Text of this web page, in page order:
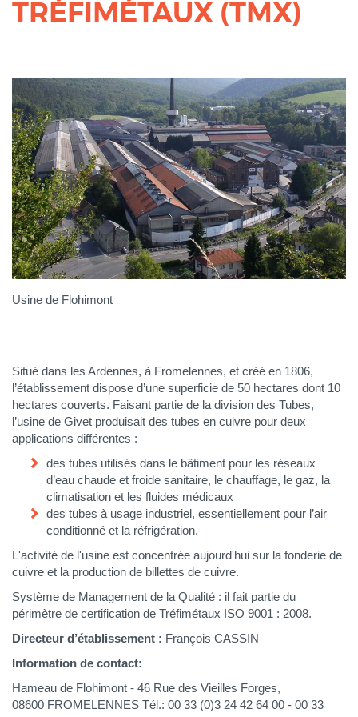
TRÉFIMÉTAUX (TMX)
Usine de Flohimont
Corps
Situé dans les Ardennes, à Fromelennes, et créé en 1806,
l’établissement dispose d’une superficie de 50 hectares dont 10
hectares couverts. Faisant partie de la division des Tubes,
l’usine de Givet produisait des tubes en cuivre pour deux
applications différentes :
des tubes utilisés dans le bâtiment pour les réseaux
d’eau chaude et froide sanitaire, le chauffage, le gaz, la
climatisation et les fluides médicaux
des tubes à usage industriel, essentiellement pour l’air
conditionné et la réfrigération.
L'activité de l'usine est concentrée aujourd'hui sur la fonderie de
cuivre et la production de billettes de cuivre.
Système de Management de la Qualité : il fait partie du
périmètre de certification de Tréfimétaux ISO 9001 : 2008.
Directeur d’établissement : François CASSIN
Information de contact:
Hameau de Flohimont - 46 Rue des Vieilles Forges,
08600 FROMELENNES Tél.: 00 33 (0)3 24 42 64 00 - 00 33